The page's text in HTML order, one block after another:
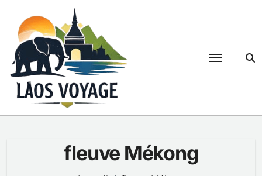
contenu
fleuve Mékong